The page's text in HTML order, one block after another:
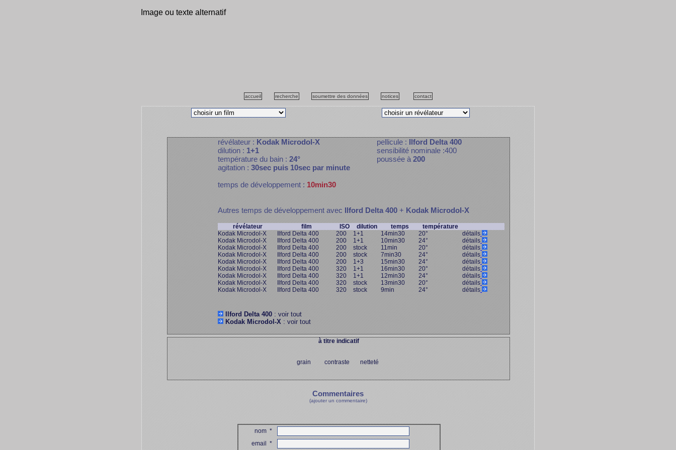
Image ou texte alternatif
accueil recherche soumettre des données notices contact
révélateur :Kodak Microdol-X
dilution :1+1
température du bain :24°
agitation :30sec puis 10sec par minute
pellicule :Ilford Delta 400
sensibilité nominale :400
poussée à200
temps de développement :10min30
Autres temps de développement avecIlford Delta 400+Kodak Microdol-X
révélateur film ISO dilution temps
température
Kodak Microdol-X
Ilford Delta 400 200 1+1 14min30 20°
détails
Kodak Microdol-X
Ilford Delta 400 200 1+1 10min30 24°
détails
Kodak Microdol-X
Ilford Delta 400 200 stock 11min 20°
détails
Kodak Microdol-X
Ilford Delta 400 200 stock 7min30 24°
détails
Kodak Microdol-X
Ilford Delta 400 200 1+3 15min30 24°
détails
Kodak Microdol-X
Ilford Delta 400 320 1+1 16min30 20°
détails
Kodak Microdol-X
Ilford Delta 400 320 1+1 12min30 24°
détails
Kodak Microdol-X
Ilford Delta 400 320 stock 13min30 20°
détails
Kodak Microdol-X
Ilford Delta 400 320 stock 9min 24° détails
Ilford Delta 400: voir tout
Kodak Microdol-X: voir tout
à titre indicatif
grain contraste netteté
Commentaires
(ajouter un commentaire)
nom*
email*